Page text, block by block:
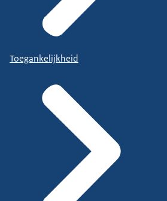
Toegankelijkheid